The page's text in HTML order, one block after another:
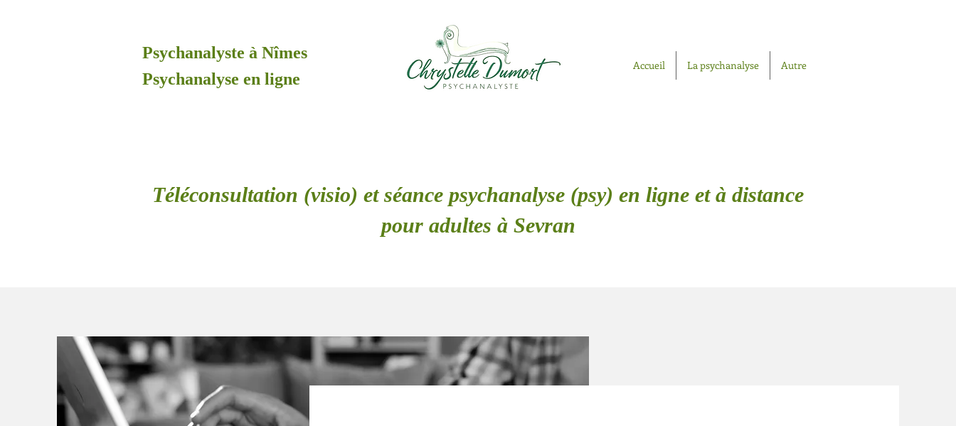
Psychanalyste à Nîmes
Psychanalyse en ligne
Accueil La psychanalyse Autre
Téléconsultation (visio) et séance psychanalyse (psy) en ligne et à distance
pour adultes à Sevran